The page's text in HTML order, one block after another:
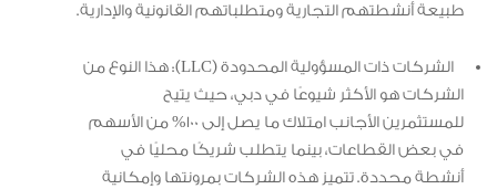
طبيعة أنشطتهم التجارية ومتطلباتهم القانونية والإدارية.
الشركات ذات المسؤولية المحدودة (LLC): هذا النوع من
الشركات هو الأكثر شيوعًا في دبي، حيث يتيح
للمستثمرين الأجانب امتلاك ما يصل إلى 100% من الأسهم
في بعض القطاعات، بينما يتطلب شريكًا محليًا في
أنشطة محددة. تتميز هذه الشركات بمرونتها وإمكانية